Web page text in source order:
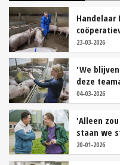
Handelaar
23-03-2026
'We
deze
04-03-2026
'Alleen
staan we
20-01-2026